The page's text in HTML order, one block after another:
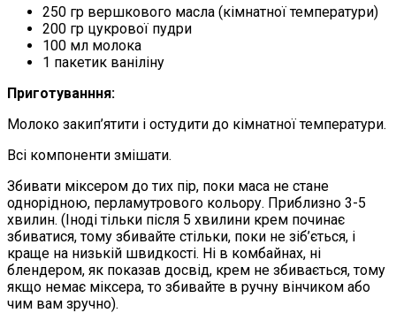
250 гр вершкового масла (кімнатної температури)
200 гр цукрової пудри
100 мл молока
1 пакетик ваніліну
Приготуванння:
Молоко закип’ятити і остудити до кімнатної температури.
Всі компоненти змішати.
Збивати міксером до тих пір, поки маса не стане
однорідною, перламутрового кольору. Приблизно 3-5
хвилин. (Іноді тільки після 5 хвилини крем починає
збиватися, тому збивайте стільки, поки не зіб’ється, і
краще на низькій швидкості. Ні в комбайнах, ні
блендером, як показав досвід, крем не збивається, тому
якщо немає міксера, то збивайте в ручну вінчиком або
чим вам зручно).